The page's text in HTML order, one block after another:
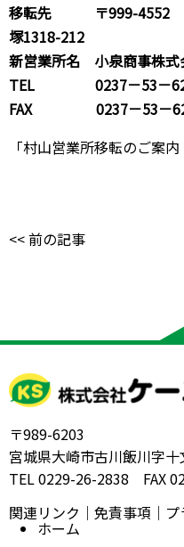
移転先 〒999-4552 山
塚1318-212
新営業所名 小泉商事株
TEL 0237－53－
FAX 0237－53－
「村山営業所移転のご案内
<< 前の記事
〒989-6203
宮城県大崎市古川飯川字
TEL 0229-26-2838 FAX
関連リンク ｜ 免責事項 ｜
ホーム